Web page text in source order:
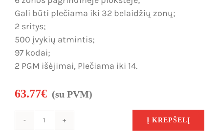
Išpardavimas
Gali būti plečiama iki 32 belaidžių zonų;
2 sritys;
500 įvykių atmintis;
97 kodai;
2 PGM išėjimai, Plečiama iki 14.
63.77€ (su PVM)
produkto
Į KREPŠELĮ